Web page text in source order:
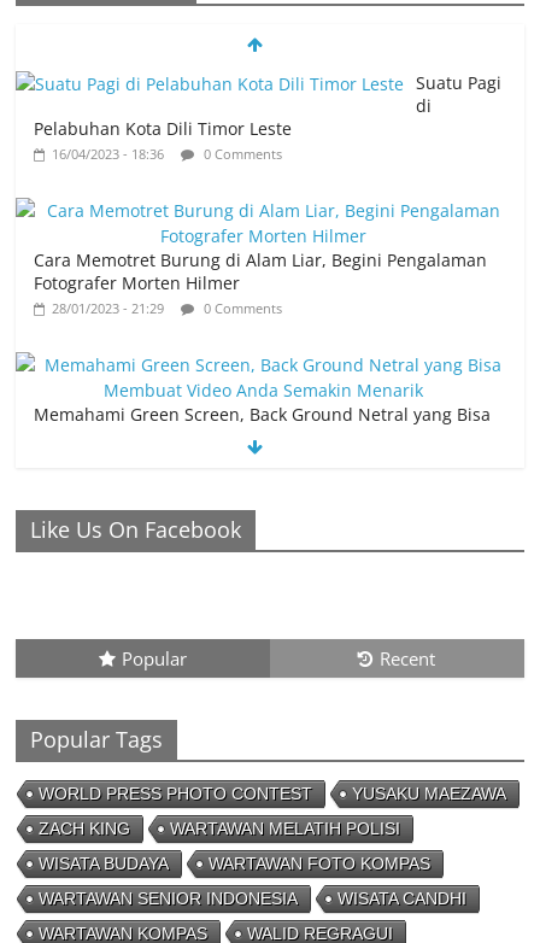
Suatu Pagi
di
Pelabuhan Kota Dili Timor Leste
16/04/2023 - 18:36 0 Comments
Cara Memotret Burung di Alam Liar, Begini Pengalaman
Fotografer Morten Hilmer
28/01/2023 - 21:29 0 Comments
Memahami Green Screen, Back Ground Netral yang Bisa
Membuat Video Anda Semakin Menarik
Peluang Creativepreneur Era Digital,
Like Us On Facebook
Popular Recent
Popular Tags
WORLD PRESS PHOTO CONTEST
YUSAKU MAEZAWA
ZACH KING
WARTAWAN MELATIH POLISI
WISATA BUDAYA
WARTAWAN FOTO KOMPAS
WARTAWAN SENIOR INDONESIA
WISATA CANDHI
WARTAWAN KOMPAS
WALID REGRAGUI